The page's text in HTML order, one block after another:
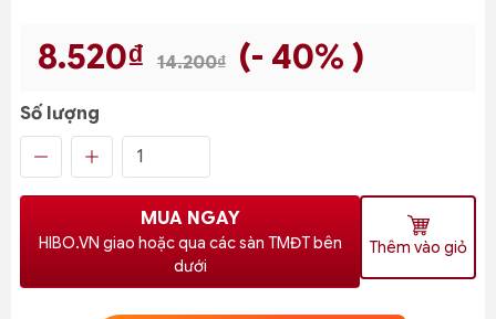
8.520₫ 14.200₫ (- 40% )
Số lượng
MUA NGAY
HIBO.VN giao hoặc qua các sàn TMĐT bên
dưới
Thêm vào giỏ